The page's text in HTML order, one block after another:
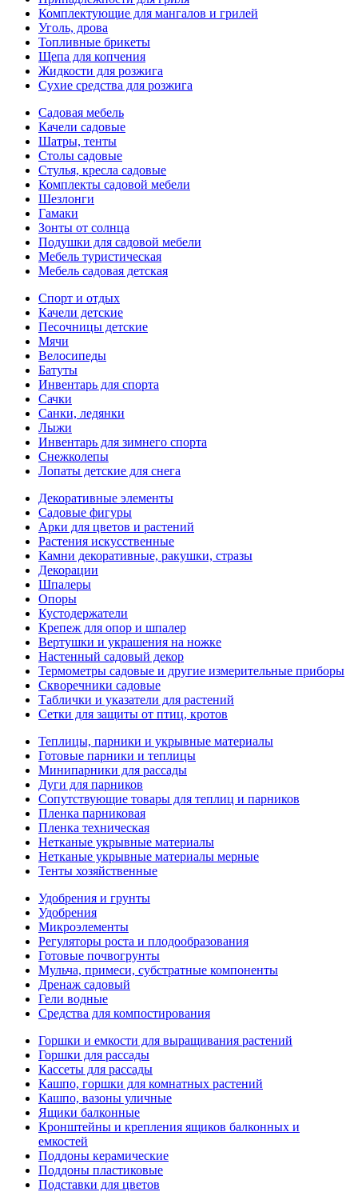
Комплектующие для мангалов и грилей
Уголь, дрова
Топливные брикеты
Щепа для копчения
Жидкости для розжига
Сухие средства для розжига
Садовая мебель
Качели садовые
Шатры, тенты
Столы садовые
Стулья, кресла садовые
Комплекты садовой мебели
Шезлонги
Гамаки
Зонты от солнца
Подушки для садовой мебели
Мебель туристическая
Мебель садовая детская
Спорт и отдых
Качели детские
Песочницы детские
Мячи
Велосипеды
Батуты
Инвентарь для спорта
Сачки
Санки, ледянки
Лыжи
Инвентарь для зимнего спорта
Снежколепы
Лопаты детские для снега
Декоративные элементы
Садовые фигуры
Арки для цветов и растений
Растения искусственные
Камни декоративные, ракушки, стразы
Декорации
Шпалеры
Опоры
Кустодержатели
Крепеж для опор и шпалер
Вертушки и украшения на ножке
Настенный садовый декор
Термометры садовые и другие измерительные приборы
Скворечники садовые
Таблички и указатели для растений
Сетки для защиты от птиц, кротов
Теплицы, парники и укрывные материалы
Готовые парники и теплицы
Минипарники для рассады
Дуги для парников
Сопутствующие товары для теплиц и парников
Пленка парниковая
Пленка техническая
Нетканые укрывные материалы
Нетканые укрывные материалы мерные
Тенты хозяйственные
Удобрения и грунты
Удобрения
Микроэлементы
Регуляторы роста и плодообразования
Готовые почвогрунты
Мульча, примеси, субстратные компоненты
Дренаж садовый
Гели водные
Средства для компостирования
Горшки и емкости для выращивания растений
Горшки для рассады
Кассеты для рассады
Кашпо, горшки для комнатных растений
Кашпо, вазоны уличные
Ящики балконные
Кронштейны и крепления ящиков балконных и
емкостей
Поддоны керамические
Поддоны пластиковые
Подставки для цветов